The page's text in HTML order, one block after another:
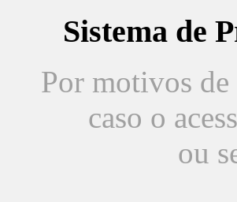
Sistema de
Por motivos de
caso o
ou